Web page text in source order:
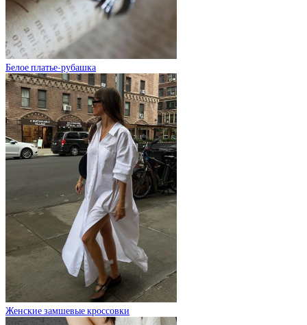
Белое платье-рубашка
Женские замшевые кроссовки